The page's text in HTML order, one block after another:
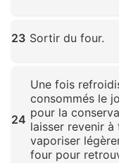
23 Sortir du four.
24
Une fois
consommés le
pour la
laisser revenir
vaporiser
four pour